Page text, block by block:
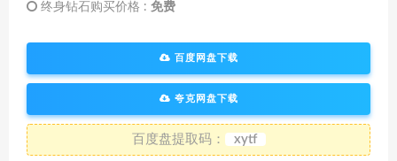
终身钻石购买价格 : 免费
百度网盘下载
夸克网盘下载
百度盘提取码： xytf